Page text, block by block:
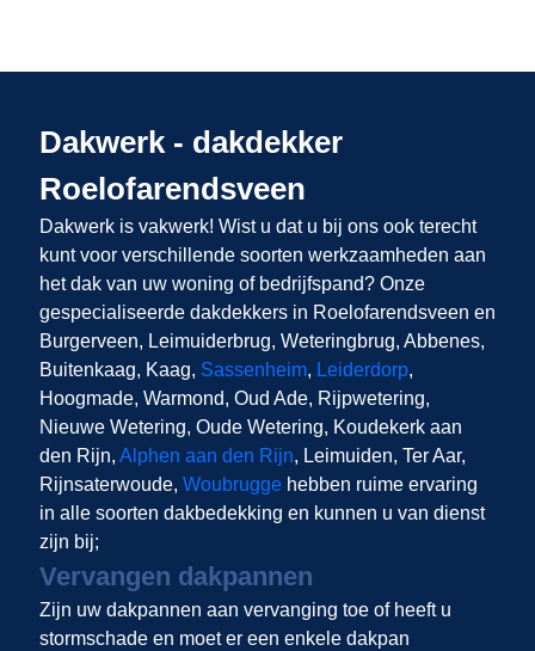
Dakwerk - dakdekker
Roelofarendsveen
Dakwerk is vakwerk! Wist u dat u bij ons ook terecht
kunt voor verschillende soorten werkzaamheden aan
het dak van uw woning of bedrijfspand? Onze
gespecialiseerde dakdekkers in Roelofarendsveen en
Burgerveen, Leimuiderbrug, Weteringbrug, Abbenes,
Buitenkaag, Kaag, Sassenheim, Leiderdorp,
Hoogmade, Warmond, Oud Ade, Rijpwetering,
Nieuwe Wetering, Oude Wetering, Koudekerk aan
den Rijn, Alphen aan den Rijn, Leimuiden, Ter Aar,
Rijnsaterwoude, Woubruggehebben ruime ervaring
in alle soorten dakbedekking en kunnen u van dienst
zijn bij;
Vervangen dakpannen
Zijn uw dakpannen aan vervanging toe of heeft u
stormschade en moet er een enkele dakpan